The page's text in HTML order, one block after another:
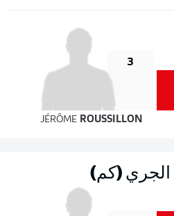
3
JÉRÔME ROUSSILLON
(كم)